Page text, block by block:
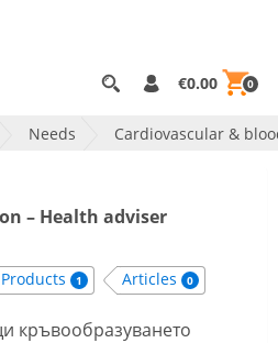
€0.00 0
Needs Cardiovascular &
– Health adviser
Products 1 Articles 0
кръвообразуването